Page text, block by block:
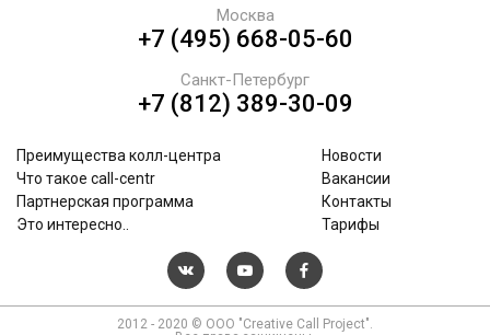
+7 (495) 668-05-60
Москва
+7 (812) 389-30-09
Санкт-Петербург
Преимущества колл-центра
Что такое call-centr
Партнерская программа
Это интересно..
Новости
Вакансии
Контакты
Тарифы
2012 - 2020 © ООО "Creative Call Project".